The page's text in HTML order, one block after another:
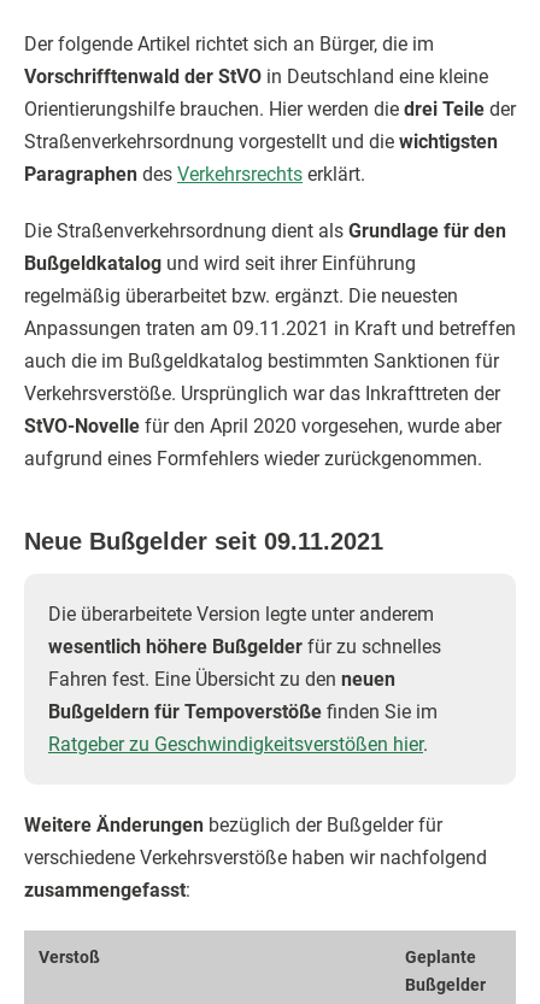
Der folgende Artikel richtet sich an Bürger, die im
Vorschrifftenwald der StVO in Deutschland eine kleine
Orientierungshilfe brauchen. Hier werden die drei Teile der
Straßenverkehrsordnung vorgestellt und die wichtigsten
Paragraphen des Verkehrsrechts erklärt.
Die Straßenverkehrsordnung dient als Grundlage für den
Bußgeldkatalog und wird seit ihrer Einführung
regelmäßig überarbeitet bzw. ergänzt. Die neuesten
Anpassungen traten am 09.11.2021 in Kraft und betreffen
auch die im Bußgeldkatalog bestimmten Sanktionen für
Verkehrsverstöße. Ursprünglich war das Inkrafttreten der
StVO-Novelle für den April 2020 vorgesehen, wurde aber
aufgrund eines Formfehlers wieder zurückgenommen.
Neue Bußgelder seit 09.11.2021
Die überarbeitete Version legte unter anderem
wesentlich höhere Bußgelder für zu schnelles
Fahren fest. Eine Übersicht zu den neuen
Bußgeldern für Tempoverstöße finden Sie im
Ratgeber zu Geschwindigkeitsverstößen hier.
Weitere Änderungen bezüglich der Bußgelder für
verschiedene Verkehrsverstöße haben wir nachfolgend
zusammengefasst:
Ver­stoß
Geplante
Buß­gelder